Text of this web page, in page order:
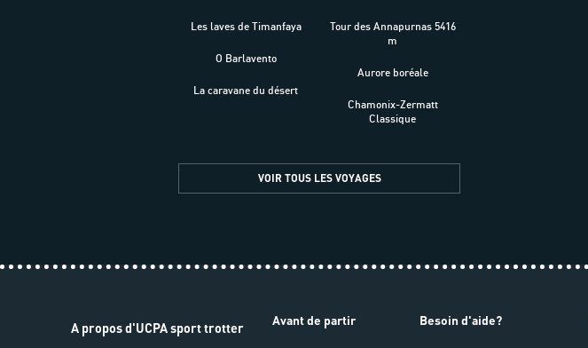
Les laves de Timanfaya
O Barlavento
La caravane du désert
Tour des Annapurnas 5416
m
Aurore boréale
Chamonix-Zermatt
Classique
VOIR TOUS LES VOYAGES
A propos d'UCPA sport trotter
Avant de partir Besoin d'aide?